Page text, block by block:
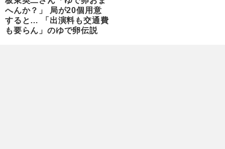
へんか？」 局が20個用意
すると… 「出演料も交通費
も要らん」のゆで卵伝説